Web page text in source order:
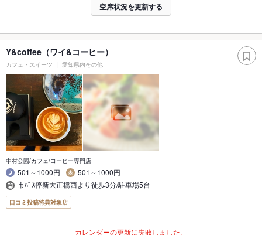
空席状況を更新する
Y&coffee（ワイ&コーヒー）
カフェ・スイーツ 愛知県内その他
中村公園/カフェ/コーヒー専門店
501～1000円
501～1000円
市ﾊﾞｽ停新大正橋西より徒歩3分/駐車場5台
口コミ投稿特典対象店
カレンダーの更新に失敗しました。